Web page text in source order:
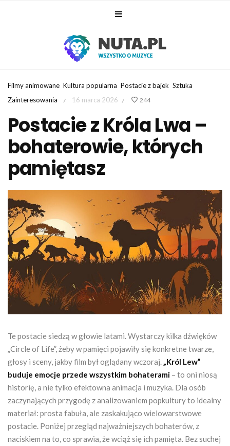
Filmy animowane Kultura popularna Postacie z bajek Sztuka
Zainteresowania
/ 16 marca 2026 / 244
Postacie z Króla Lwa –
bohaterowie, których
pamiętasz
Te postacie siedzą w głowie latami. Wystarczy kilka dźwięków
„Circle of Life”, żeby w pamięci pojawiły się konkretne twarze,
głosy i sceny, jakby film był oglądany wczoraj.
„Król Lew”
buduje emocje przede wszystkim bohaterami – to oni niosą
historię, a nie tylko efektowna animacja i muzyka. Dla osób
zaczynających przygodę z analizowaniem popkultury to idealny
materiał: prosta fabuła, ale zaskakująco wielowarstwowe
postacie. Poniżej przegląd najważniejszych bohaterów, z
naciskiem na to, co sprawia, że wciąż się ich pamięta. Bez suchej